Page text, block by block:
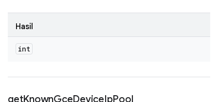
Hasil
int
getKnownGceDeviceIpPool